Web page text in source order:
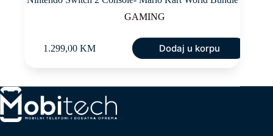
GAMING
1.299,00 KM Dodaj u korpu